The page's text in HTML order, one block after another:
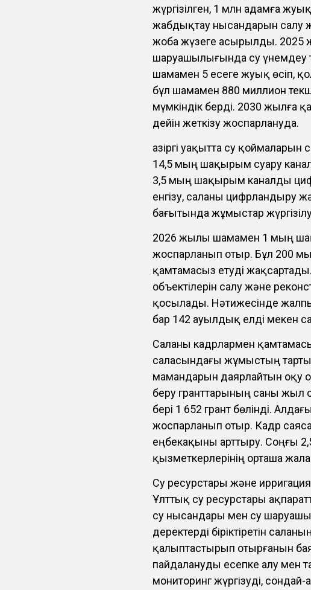
жүргізілген, 1 млн адамға
жабдықтау нысандарын салу
жоба жүзеге асырылды.
шаруашылығында су үнемдеу
шамамен 5 есеге жуық өсіп,
бұл шамамен 880 миллион
мүмкіндік берді. 2030 жылға
дейін жеткізу жоспарлануда.
Қазіргі уақытта су
14,5 мың шақырым суару
3,5 мың шақырым каналды
енгізу, саланы цифрландыру
бағытында жұмыстар
2026 жылы шамамен 1 мың
жоспарланып отыр. Бұл 200
қамтамасыз етуді
объектілерін салу және
қосылады. Нәтижесінде
бар 142 ауылдық елді мекен
Саланы кадрлармен
саласындағы жұмыстың
мамандарын даярлайтын оқу
беру гранттарының саны жыл
бері 1 652 грант бөлінді.
жоспарланып отыр. Кадр
еңбекақыны арттыру. Соңғы
қызметкерлерінің орташа
Су ресурстары және
Ұлттық су ресурстары
су нысандары мен су
деректерді біріктіретін
қалыптастырып отырғанын
пайдалануды есепке алу мен
мониторинг жүргізуді,